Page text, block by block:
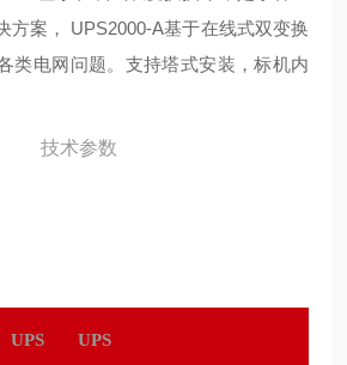
方案， UPS2000-A基于在线式双变换
类电网问题。支持塔式安装，标机内
技术参数
UPS
UPS